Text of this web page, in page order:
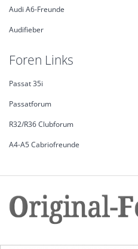
Audi A6-Freunde
Audifieber
Foren Links
Passat 35i
Passatforum
R32/R36 Clubforum
A4-A5 Cabriofreunde
© Copyright 2026. All Rights Reserved.